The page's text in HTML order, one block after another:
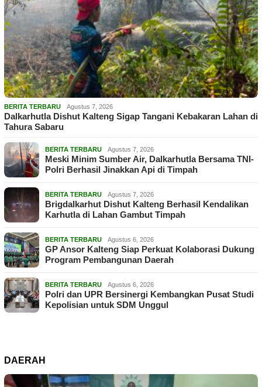
BERITA TERBARU Agustus 7, 2026
Dalkarhutla Dishut Kalteng Sigap Tangani Kebakaran Lahan di
Tahura Sabaru
BERITA TERBARU Agustus 7, 2026
Meski Minim Sumber Air, Dalkarhutla Bersama TNI-
Polri Berhasil Jinakkan Api di Timpah
BERITA TERBARU Agustus 7, 2026
Brigdalkarhut Dishut Kalteng Berhasil Kendalikan
Karhutla di Lahan Gambut Timpah
BERITA TERBARU Agustus 6, 2026
GP Ansor Kalteng Siap Perkuat Kolaborasi Dukung
Program Pembangunan Daerah
BERITA TERBARU Agustus 6, 2026
Polri dan UPR Bersinergi Kembangkan Pusat Studi
Kepolisian untuk SDM Unggul
DAERAH